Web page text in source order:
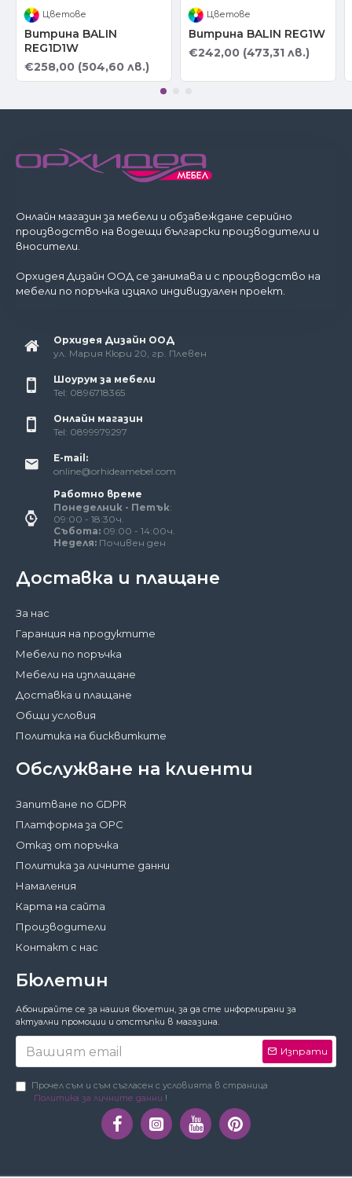
За да работи този сайт както трябва,
понякога запазваме на вашето устройство
малки файлове с данни, наричани
данни! Подробности
Предпочитания Приемам
Цветове
Витрина BALIN
REG1D1W
€258,00 (504,60 лв.)
Цветове
Витрина BALIN REG1W
€242,00 (473,31 лв.)
Онлайн магазин за мебели и обзавеждане серийно
производство на водещи български производители и
вносители.
Орхидея Дизайн ООД се занимава и с производство на
мебели по поръчка изцяло индивидуален проект.
Орхидея Дизайн ООД
ул. Мария Кюри 20, гр. Плевен
Шоурум за мебели
Tel: 0896718365
Онлайн магазин
Tel: 0899979297
E-mail:
online@orhideamebel.com
Работно време
Понеделник - Петък:
09:00 - 18:30ч.
Събота: 09:00 - 14:00ч.
Неделя: Почивен ден
Доставка и плащане
За нас
Гаранция на продуктите
Мебели по поръчка
Мебели на изплащане
Доставка и плащане
Общи условия
Политика на бисквитките
Обслужване на клиенти
Запитване по GDPR
Платформа за ОРС
Отказ от поръчка
Политика за личните данни
Намаления
Карта на сайта
Производители
Контакт с нас
Бюлетин
Абонирайте се за нашия бюлетин, за да сте информирани за
актуални промоции и отстъпки в магазина.
Изпрати
Прочел съм и съм съгласен с условията в страница
Политика за личните данни !